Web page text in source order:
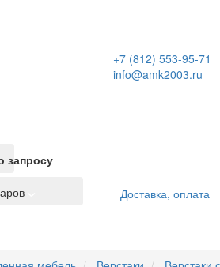
+7 (812) 553-95-71
info@amk2003.ru
запросу
Доставка, оплата